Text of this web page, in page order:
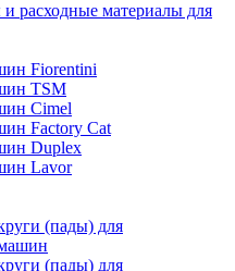
и расходные материалы для
Fiorentini
TSM
Cimel
Factory Cat
Duplex
Lavor
(пады) для
(пады) для